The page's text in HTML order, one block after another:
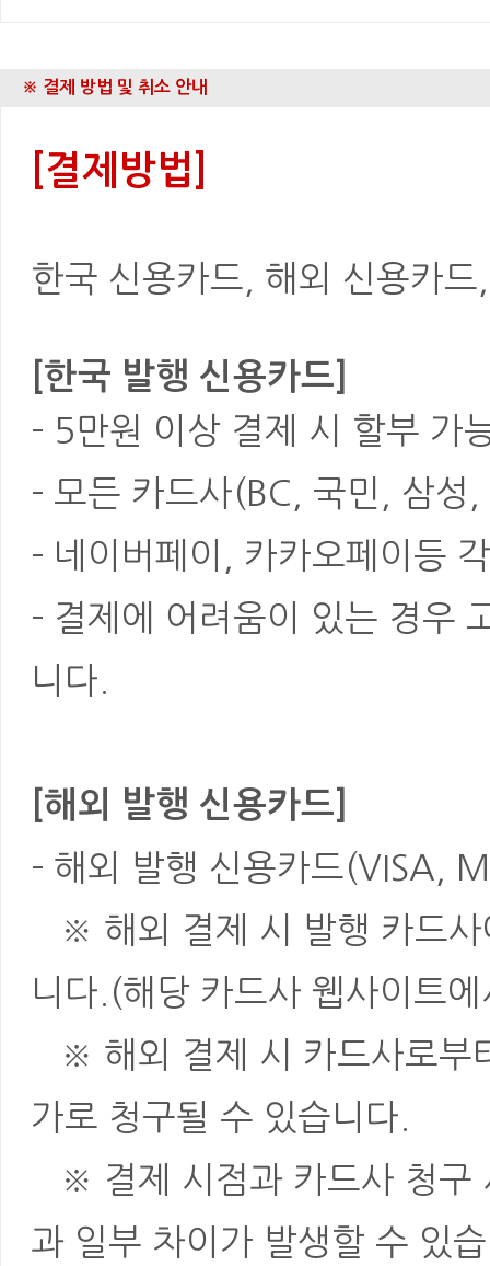
※ 결제 방법 및 취소 안내
[결제방법]
한국 신용카드, 해외 신용카
[한국 발행 신용카드]
- 5만원 이상 결제 시 할부 가
- 모든 카드사(BC, 국민, 삼성
- 네이버페이, 카카오페이등
- 결제에 어려움이 있는 경우
니다.
[해외 발행 신용카드]
- 해외 발행 신용카드(VISA,
※ 해외 결제 시 발행 카드사
니다.(해당 카드사 웹사이트
※ 해외 결제 시 카드사로부
가로 청구될 수 있습니다.
※ 결제 시점과 카드사 청구
과 일부 차이가 발생할 수 있